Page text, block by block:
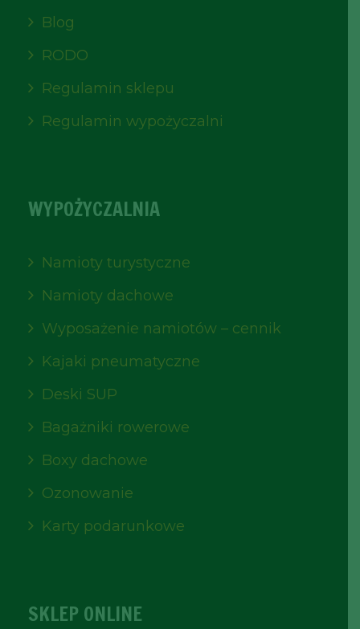
Blog
RODO
Regulamin sklepu
Regulamin wypożyczalni
WYPOŻYCZALNIA
Namioty turystyczne
Namioty dachowe
Wyposażenie namiotów – cennik
Kajaki pneumatyczne
Deski SUP
Bagażniki rowerowe
Boxy dachowe
Ozonowanie
Karty podarunkowe
SKLEP ONLINE